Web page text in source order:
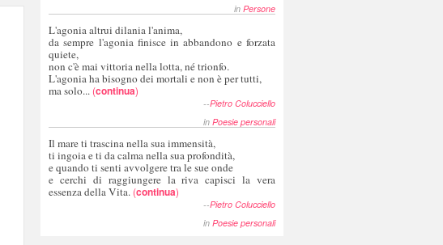
in Persone
L'agonia altrui dilania l'anima,
da sempre l'agonia finisce in abbandono e forzata
quiete,
non c'è mai vittoria nella lotta, né trionfo.
L'agonia ha bisogno dei mortali e non è per tutti,
ma solo... (continua)
--Pietro Colucciello
in Poesie personali
Il mare ti trascina nella sua immensità,
ti ingoia e ti da calma nella sua profondità,
e quando ti senti avvolgere tra le sue onde
e cerchi di raggiungere la riva capisci la vera
essenza della Vita. (continua)
--Pietro Colucciello
in Poesie personali